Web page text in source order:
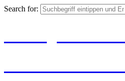
Search for:
#500 Jahre